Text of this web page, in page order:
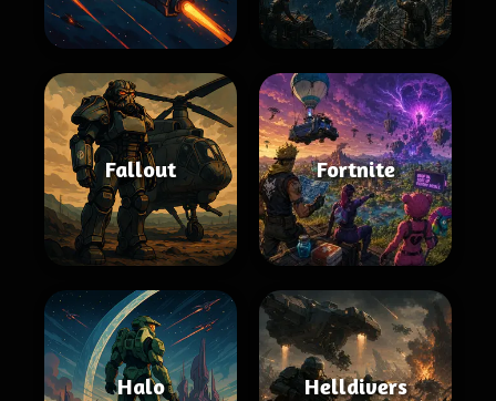
Fallout Fortnite
Halo Helldivers